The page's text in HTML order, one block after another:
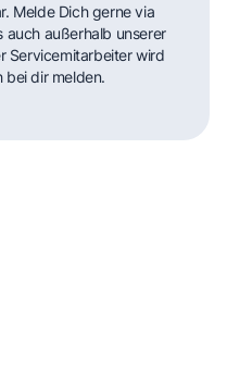
Melde Dich gerne via
auch außerhalb unserer
Servicemitarbeiter wird
bei dir melden.